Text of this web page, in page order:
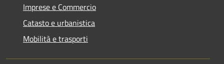
Imprese e Commercio
Catasto e urbanistica
Mobilità e trasporti